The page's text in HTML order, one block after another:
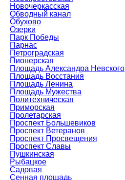
Новочеркасская
Обводный канал
Обухово
Озерки
Парк Победы
Парнас
Петроградская
Пионерская
Площадь Александра Невского
Площадь Восстания
Площадь Ленина
Площадь Мужества
Политехническая
Приморская
Пролетарская
Проспект Большевиков
Проспект Ветеранов
Проспект Просвещения
Проспект Славы
Пушкинская
Рыбацкое
Садовая
Сенная площадь